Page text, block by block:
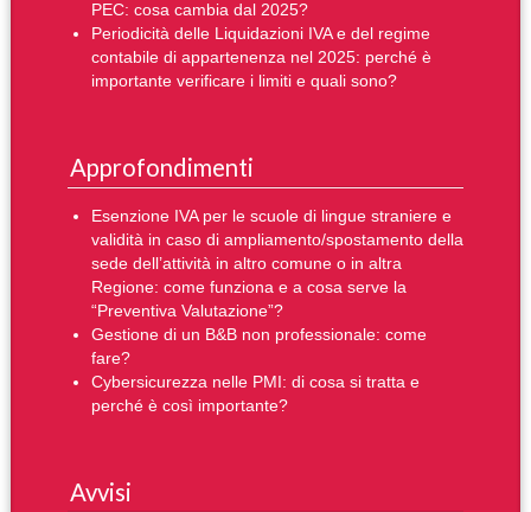
PEC: cosa cambia dal 2025?
Periodicità delle Liquidazioni IVA e del regime
contabile di appartenenza nel 2025: perché è
importante verificare i limiti e quali sono?
Approfondimenti
Esenzione IVA per le scuole di lingue straniere e
validità in caso di ampliamento/spostamento della
sede dell’attività in altro comune o in altra
Regione: come funziona e a cosa serve la
“Preventiva Valutazione”?
Gestione di un B&B non professionale: come
fare?
Cybersicurezza nelle PMI: di cosa si tratta e
perché è così importante?
Avvisi